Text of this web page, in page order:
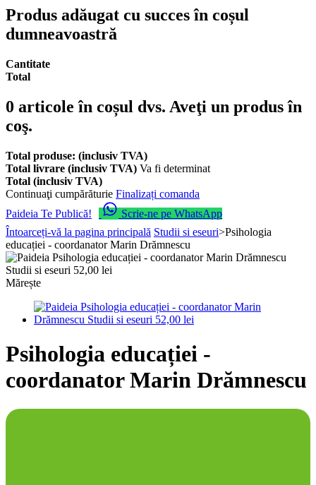
Produs adăugat cu succes în coșul
dumneavoastră
Cantitate
Total
0 articole în coșul dvs. Aveţi un produs în
coş.
Total produse: (inclusiv TVA)
Total livrare (inclusiv TVA) Va fi determinat
Total (inclusiv TVA)
Continuaţi cumpărăturie Finalizați comanda
Paideia Te Publică!
Scrie-ne pe WhatsApp
Întoarceți-vă la pagina principală Studii si eseuri>Psihologia
educației - coordanator Marin Drămnescu
Mărește
Psihologia educației -
coordanator Marin Drămnescu